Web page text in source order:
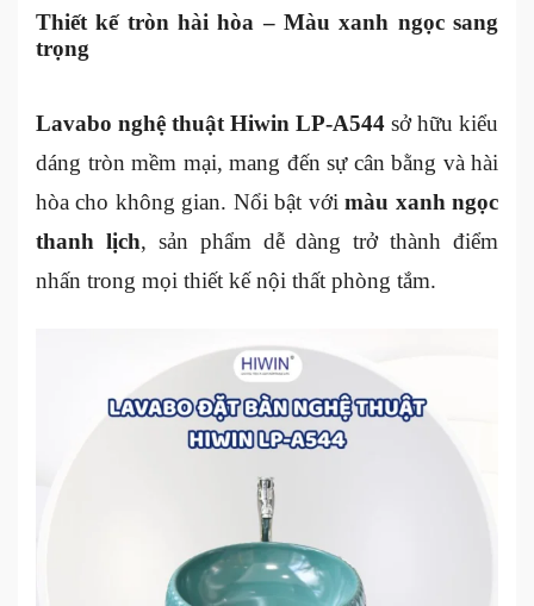
Thiết kế tròn hài hòa – Màu xanh ngọc sang
trọng
Lavabo nghệ thuật Hiwin LP-A544 sở hữu kiểu
dáng tròn mềm mại, mang đến sự cân bằng và hài
hòa cho không gian. Nổi bật vớimàu xanh ngọc
thanh lịch, sản phẩm dễ dàng trở thành điểm
nhấn trong mọi thiết kế nội thất phòng tắm.